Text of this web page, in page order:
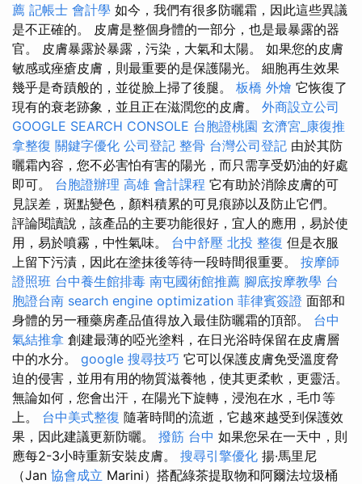
薦 記帳士 會計學 如今，我們有很多防曬霜，因此這些異議
是不正確的。 皮膚是整個身體的一部分，也是最暴露的器
官。 皮膚暴露於暴露，污染，大氣和太陽。 如果您的皮膚
敏感或痤瘡皮膚，則最重要的是保護陽光。 細胞再生效果
幾乎是奇蹟般的，並從臉上掃了後腿。 板橋 外燴 它恢復了
現有的衰老跡象，並且正在滋潤您的皮膚。 外商設立公司
GOOGLE SEARCH CONSOLE 台胞證桃園 玄濟宮_康復推
拿整復 關鍵字優化 公司登記 整骨 台灣公司登記 由於其防
曬霜內容，您不必害怕有害的陽光，而只需享受奶油的好處
即可。 台胞證辦理 高雄 會計課程 它有助於消除皮膚的可
見誤差，斑點變色，顏料積累的可見痕跡以及防止它們。
評論閱讀說，該產品的主要功能很好，宜人的應用，易於使
用，易於噴霧，中性氣味。 台中舒壓 北投 整復 但是衣服
上留下污漬，因此在塗抹後等待一段時間很重要。 按摩師
證照班 台中養生館排毒 南屯國術館推薦 腳底按摩教學 台
胞證台南 search engine optimization 菲律賓簽證 面部和
身體的另一種藥房產品值得放入最佳防曬霜的頂部。 台中
氣結推拿 創建最薄的啞光塗料，在日光浴時保留在皮膚層
中的水分。 google 搜尋技巧 它可以保護皮膚免受溫度脅
迫的侵害，並用有用的物質滋養牠，使其更柔軟，更靈活。
無論如何，您會出汗，在陽光下旋轉，浸泡在水，毛巾等
上。 台中美式整復 隨著時間的流逝，它越來越受到保護效
果，因此建議更新防曬。 撥筋 台中 如果您呆在一天中，則
應每2-3小時重新安裝皮膚。 搜尋引擎優化 揚·馬里尼
（Jan 協會成立 Marini）搭配綠茶提取物和阿爾法垃圾桶